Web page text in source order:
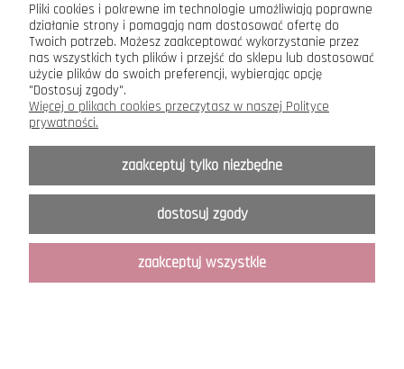
Maxsote.pl- Elegy theme - All rights reserved
Sklep internetowy Shoper.pl
Pliki cookies i pokrewne im technologie umożliwiają poprawne
działanie strony i pomagają nam dostosować ofertę do
Twoich potrzeb. Możesz zaakceptować wykorzystanie przez
nas wszystkich tych plików i przejść do sklepu lub dostosować
użycie plików do swoich preferencji, wybierając opcję
"Dostosuj zgody".
Więcej o plikach cookies przeczytasz w naszej Polityce
prywatności.
zaakceptuj tylko niezbędne
dostosuj zgody
zaakceptuj wszystkie